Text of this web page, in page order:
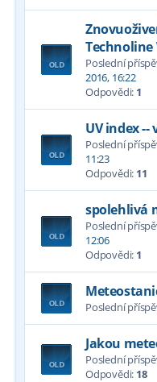
Technoline
Poslední
2016, 16:22
Odpovědi: 1
UV index --
Poslední
11:23
Odpovědi: 11
spolehlivá
Poslední
12:06
Odpovědi: 1
Poslední
Jakou
Poslední
Odpovědi: 18